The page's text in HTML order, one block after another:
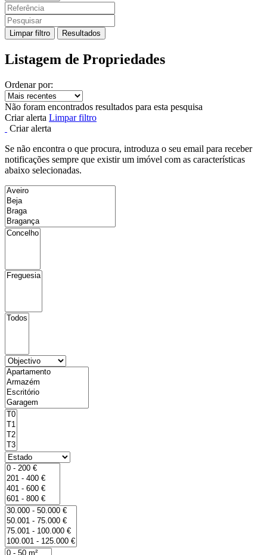
Limpar filtro Resultados
Listagem de Propriedades
Ordenar por:
Não foram encontrados resultados para esta pesquisa
Criar alerta Limpar filtro
Criar alerta
Se não encontra o que procura, introduza o seu email para receber
notificações sempre que existir um imóvel com as características
abaixo selecionadas.